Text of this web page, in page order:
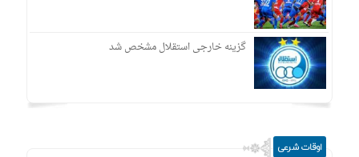
گزینه خارجی استقلال مشخص شد
اوقات شرعی